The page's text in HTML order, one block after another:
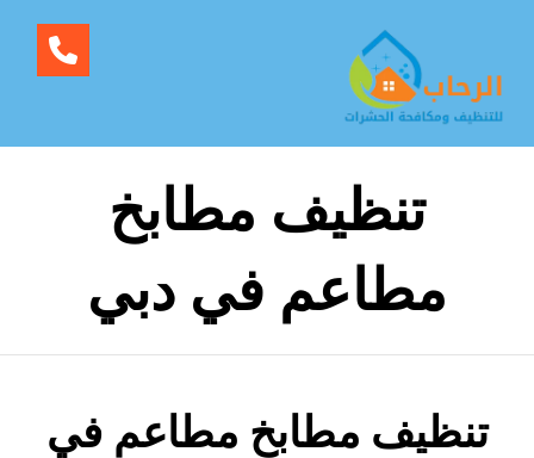
تنظيف مطابخ
مطاعم في دبي
تنظيف مطابخ مطاعم في